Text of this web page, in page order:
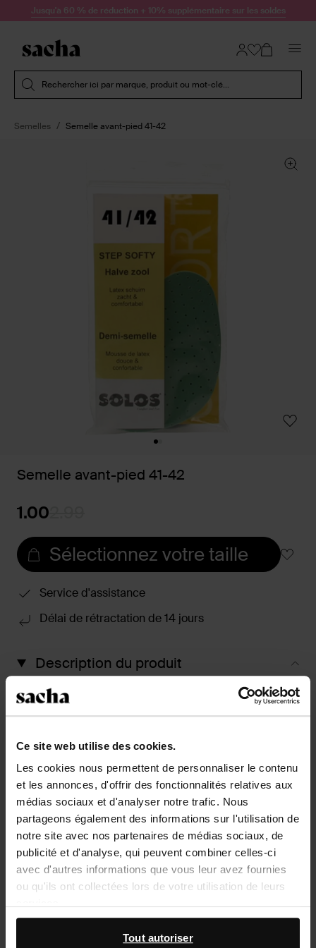
Ce site web utilise des cookies.
Les cookies nous permettent de personnaliser le contenu
et les annonces, d'offrir des fonctionnalités relatives aux
médias sociaux et d'analyser notre trafic. Nous
partageons également des informations sur l'utilisation de
notre site avec nos partenaires de médias sociaux, de
publicité et d'analyse, qui peuvent combiner celles-ci
avec d'autres informations que vous leur avez fournies
ou qu'ils ont collectées lors de votre utilisation de leurs
En outre, nous travaillons avec Google à des fins de
Tout autoriser
Passer au contenu
Jusqu'à 60 % de réduction + 10% supplémentaire sur les soldes
Rechercher ici par marque, produit ou mot-clé...
Semelles Semelle avant-pied 41-42
Semelle avant-pied 41-42
1.00
Sélectionnez votre taille
Service d'assistance
Délai de rétractation de 14 jours
Description du produit
Coussinets doux pour l'avant-pied, en caoutchouc
mousse avec une couche supérieure en tissu. Pointure
Détails du produit
Livraison & retour
retourner
D’autres personnes ont aussi acheté